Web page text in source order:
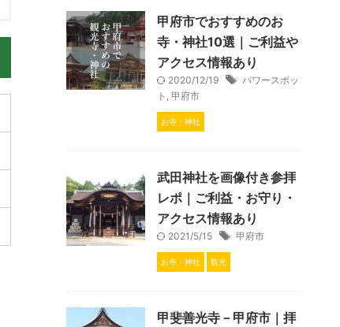
甲府市でおすすめのお
寺・神社10選｜ご利益や
アクセス情報あり
2020/12/19
パワースポッ
ト , 甲府市
お寺・神社
武田神社を画像付き参拝
レポ｜ご利益・お守り・
アクセス情報あり
2021/5/15 甲府市
お寺・神社 観光
甲斐善光寺－甲府市｜拝